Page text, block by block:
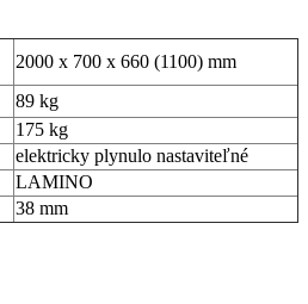
2000 x 700 x 660 (1100) mm
89 kg
175 kg
elektricky plynulo nastaviteľné
LAMINO
38 mm